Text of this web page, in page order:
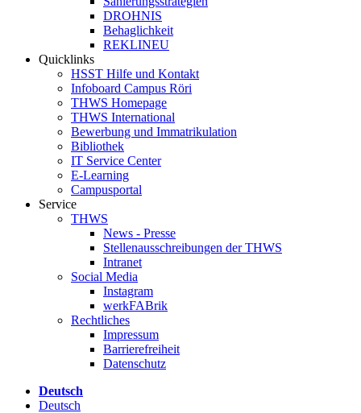
DROHNIS
Behaglichkeit
REKLINEU
Quicklinks
HSST Hilfe und Kontakt
Infoboard Campus Röri
THWS Homepage
THWS International
Bewerbung und Immatrikulation
Bibliothek
IT Service Center
E-Learning
Campusportal
Service
THWS
News - Presse
Stellenausschreibungen der THWS
Intranet
Social Media
Instagram
werkFABrik
Rechtliches
Impressum
Barrierefreiheit
Datenschutz
Deutsch
Deutsch